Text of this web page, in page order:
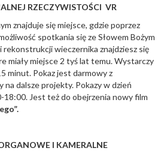
RZECZYWISTOŚCI VR
znajduje się miejsce, gdzie poprzez
spotkania się ze Słowem Bożym
rekonstrukcji wieczernika znajdziesz się
miały miejsce 2 tyś lat temu. Wystarczy
minut. Pokaz jest darmowy z
na dalsze projekty. Pokazy w dzień
18:00. Jest też do obejrzenia nowy film
I KAMERALNE